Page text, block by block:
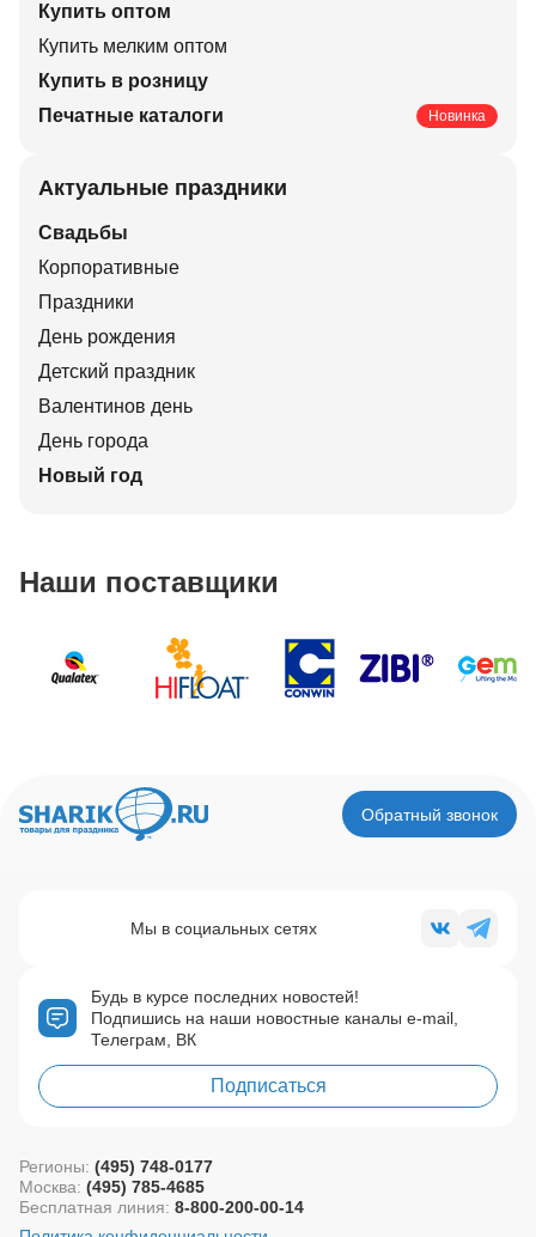
Купить оптом
Купить мелким оптом
Купить в розницу
Печатные каталоги
Новинка
Актуальные праздники
Свадьбы
Корпоративные
Праздники
День рождения
Детский праздник
Валентинов день
День города
Новый год
Наши поставщики
Обратный звонок
Будь в курсе последних новостей!
Подпишись на наши новостные каналы e-mail,
Телеграм, ВК
Подписаться
Мы в социальных сетях
Регионы: (495) 748-0177
Москва: (495) 785-4685
Бесплатная линия: 8-800-200-00-14